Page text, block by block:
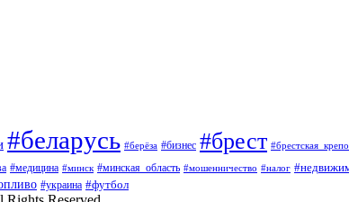
#беларусь #берёза #бизнес #брест
#медицина #минск #минская_область #мошенничество #налог
#украина #футбол